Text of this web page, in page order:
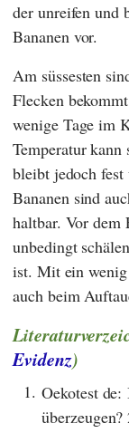
der unreifen und
Bananen vor.
Am süssesten
Flecken
wenige Tage im
Temperatur
bleibt jedoch fest
Bananen sind
haltbar. Vor dem
unbedingt
ist. Mit ein wenig
auch beim
Evidenz)
1. Oekotest
überzeugen?